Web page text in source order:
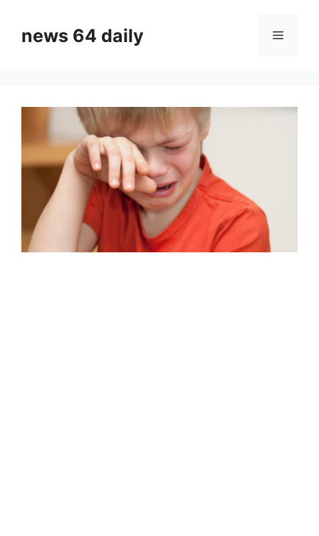
contentnews 64 daily Menu